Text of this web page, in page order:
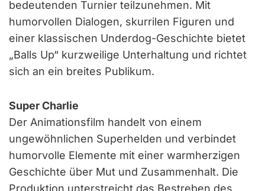
bedeutenden Turnier teilzunehmen. Mit
humorvollen Dialogen, skurrilen Figuren und
einer klassischen Underdog-Geschichte bietet
„Balls Up“ kurzweilige Unterhaltung und richtet
sich an ein breites Publikum.
Super Charlie
Der Animationsfilm handelt von einem
ungewöhnlichen Superhelden und verbindet
humorvolle Elemente mit einer warmherzigen
Geschichte über Mut und Zusammenhalt. Die
Produktion unterstreicht das Bestreben des